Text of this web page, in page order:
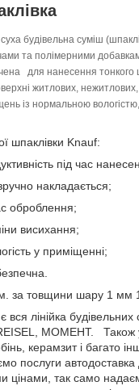
будівельна суміш
та полімерними
для нанесення тонкого
житлових, нежитлових,
із нормальною
шпаклівки Knauf:
під час
накладається;
оброблення;
висихання;
у приміщенні;
за товщини шару 1 мм
лінійка будівельних
МОМЕНТ. Також
керамзит і багато
послуги автодоставка
цінами, так само